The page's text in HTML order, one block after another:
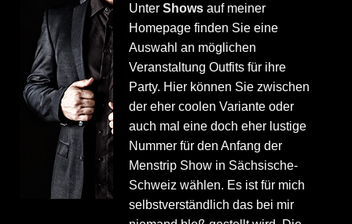
UnterShows auf meiner
Homepage finden Sie eine
Auswahl an möglichen
Veranstaltung Outfits für ihre
Party. Hier können Sie zwischen
der eher coolen Variante oder
auch mal eine doch eher lustige
Nummer für den Anfang der
Menstrip Show in Sächsische-
Schweiz wählen. Es ist für mich
selbstverständlich das bei mir